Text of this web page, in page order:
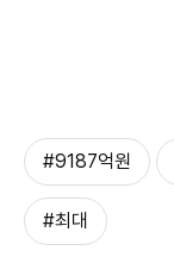
#9187억원
#최대